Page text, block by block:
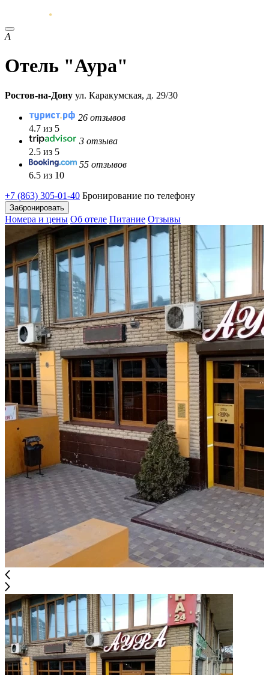
А
Отель "Аура"
Ростов-на-Дону ул. Каракумская, д. 29/30
26 отзывов
4.7 из 5
3 отзыва
2.5 из 5
55 отзывов
6.5 из 10
+7 (863) 305-01-40 Бронирование по телефону
Забронировать
Номера и цены Об отеле Питание Отзывы